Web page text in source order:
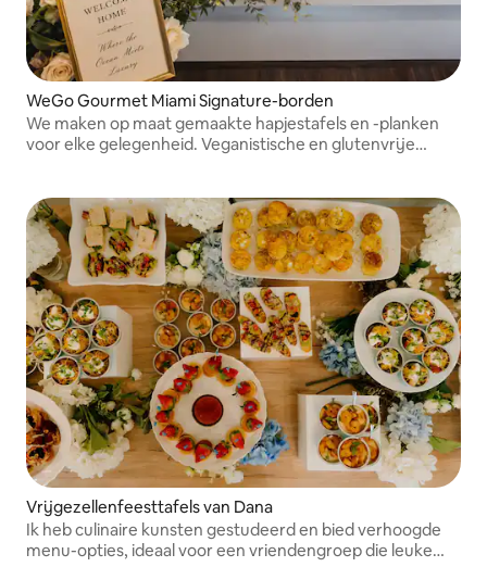
WeGo Gourmet Miami Signature-borden
We maken op maat gemaakte hapjestafels en -planken
voor elke gelegenheid. Veganistische en glutenvrije
mee houden.
Vrijgezellenfeesttafels van Dana
Ik heb culinaire kunsten gestudeerd en bied verhoogde
menu-opties, ideaal voor een vriendengroep die leuke